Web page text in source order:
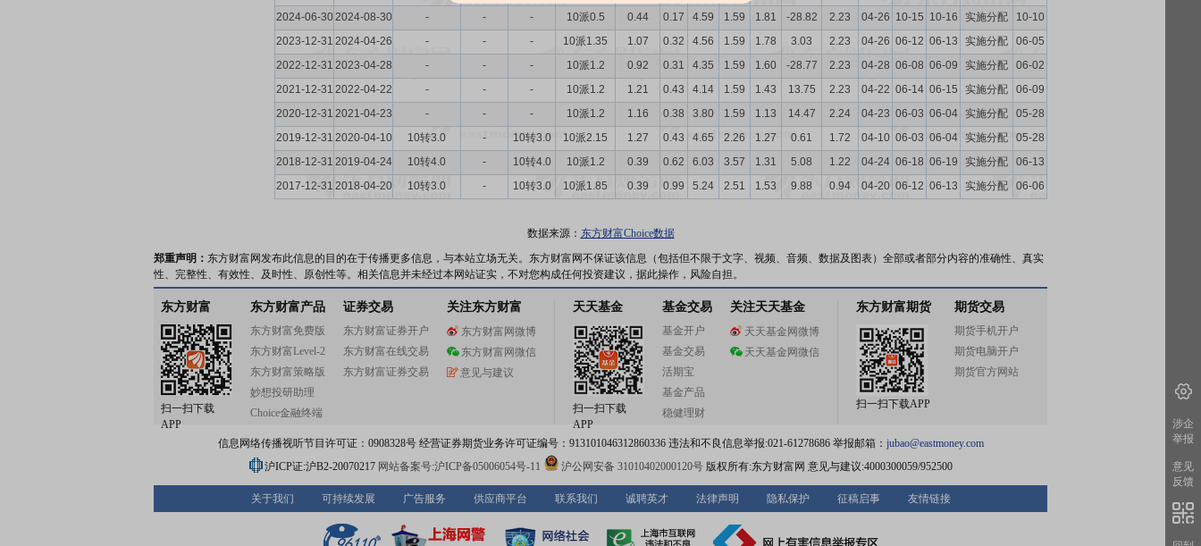
2024-06-302024-08-30 - - - 10派0.5 0.44 0.17 4.59 1.59 1.81 -28.82 2.23 04-26 10-15 10-16 实施分配
10-10
2023-12-31 2024-04-26 - - - 10派1.35 1.07 0.32 4.56 1.59 1.78 3.03 2.23 04-26 06-12 06-13 实施分配
06-05
2022-12-31 2023-04-28 - - - 10派1.2 0.92 0.31 4.35 1.59 1.60 -28.77 2.23 04-28 06-08 06-09 实施分配
06-02
2021-12-31 2022-04-22 - - - 10派1.2 1.21 0.43 4.14 1.59 1.43 13.75 2.23 04-22 06-14 06-15 实施分配
06-09
2020-12-31 2021-04-23 - - - 10派1.2 1.16 0.38 3.80 1.59 1.13 14.47 2.24 04-23 06-03 06-04 实施分配
05-28
2019-12-31 2020-04-10 10转3.0 - 10转3.0 10派2.15 1.27 0.43 4.65 2.26 1.27 0.61 1.72 04-10 06-03 06-04 实施分配
05-28
2018-12-31 2019-04-24 10转4.0 - 10转4.0 10派1.2 0.39 0.62 6.03 3.57 1.31 5.08 1.22 04-24 06-18 06-19 实施分配
06-13
2017-12-31 2018-04-20 10转3.0 - 10转3.0 10派1.85 0.39 0.99 5.24 2.51 1.53 9.88 0.94 04-20 06-12 06-13 实施分配 06-06
数据来源： 东方财富Choice数据
郑重声明： 东方财富网发布此信息的目的在于传播更多信息，与本站立场无关。东方财富网不保证该信息（包括但不限于文字、视频、音频、数据及图表）全部或者部分内容的准确性、真实
性、完整性、有效性、及时性、原创性等。相关信息并未经过本网站证实，不对您构成任何投资建议，据此操作，风险自担。
东方财富
扫一扫下载
APP
东方财富产品
东方财富免费版
东方财富Level-2
东方财富策略版
妙想投研助理
Choice金融终端
证券交易
东方财富证券开户
东方财富在线交易
东方财富证券交易
关注东方财富
东方财富网微博
东方财富网微信
意见与建议
天天基金
扫一扫下载
APP
基金交易
基金开户
基金交易
活期宝
基金产品
稳健理财
关注天天基金
天天基金网微博
天天基金网微信
东方财富期货
扫一扫下载APP
期货交易
期货手机开户
期货电脑开户
期货官方网站
信息网络传播视听节目许可证：0908328号 经营证券期货业务许可证编号：913101046312860336 违法和不良信息举报:021-61278686 举报邮箱： jubao@eastmoney.com
沪ICP证:沪B2-20070217 网站备案号:沪ICP备05006054号-11 沪公网安备 31010402000120号版权所有:东方财富网 意见与建议:4000300059/952500
关于我们 可持续发展 广告服务 供应商平台 联系我们 诚聘英才 法律声明 隐私保护 征稿启事 友情链接
涉企
举报
意见
反馈